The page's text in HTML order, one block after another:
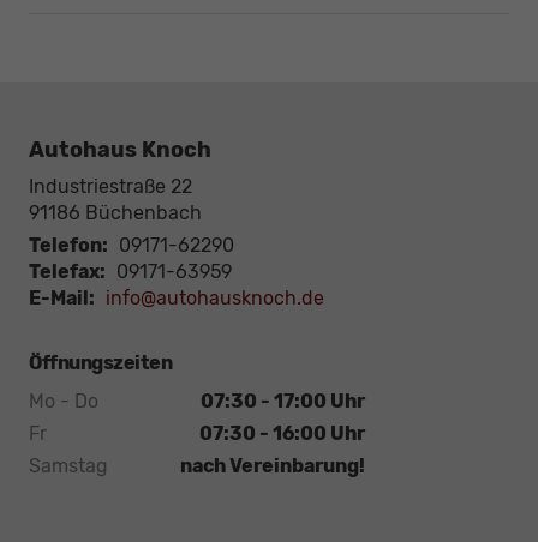
Autohaus Knoch
Industriestraße 22
91186 Büchenbach
Telefon: 09171-62290
Telefax: 09171-63959
E-Mail: info@autohausknoch.de
Öffnungszeiten
Mo - Do
07:30 - 17:00 Uhr
Fr
07:30 - 16:00 Uhr
Samstag
nach Vereinbarung!